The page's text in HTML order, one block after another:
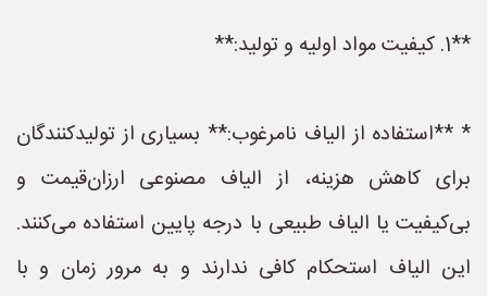
**1. کیفیت مواد اولیه و تولید:**
* **استفاده از الیاف نامرغوب:** بسیاری از تولیدکنندگان
برای کاهش هزینه، از الیاف مصنوعی ارزان‌قیمت و
بی‌کیفیت یا الیاف طبیعی با درجه پایین استفاده می‌کنند.
این الیاف استحکام کافی ندارند و به مرور زمان و با